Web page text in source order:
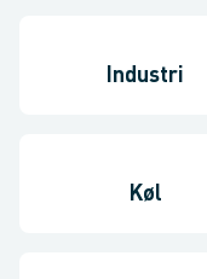
Industri
Køl